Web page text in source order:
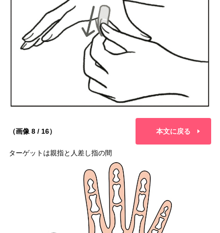
（画像 8 / 16） 本文に戻る
ターゲットは親指と人差し指の間